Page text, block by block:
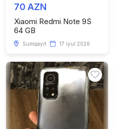
70 AZN
Xiaomi Redmi Note 9S
64 GB
Sumqayıt 17 iyul 2026